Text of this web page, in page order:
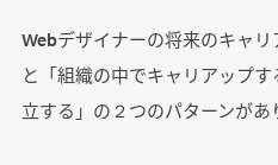
Webデザイナーの将来のキャ
と「組織の中でキャリアップ
立する」の２つのパターンがあ